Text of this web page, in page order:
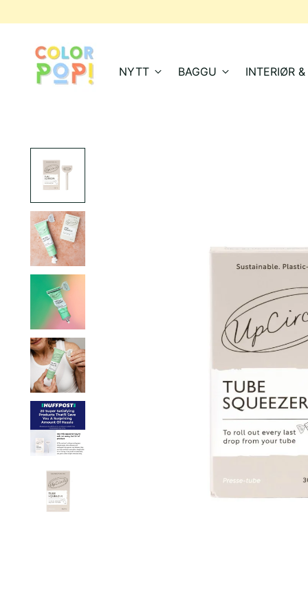
NYTT BAGGU INTERIØR